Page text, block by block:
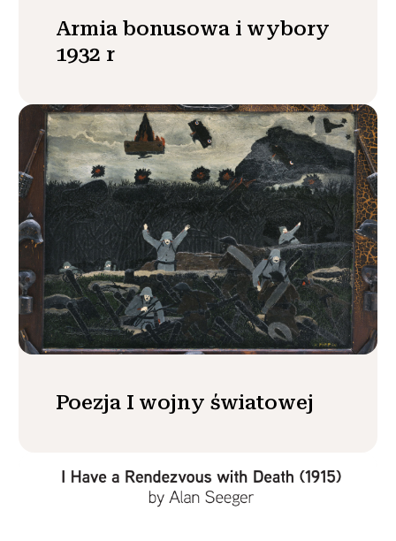
Armia bonusowa i wybory
1932 r
Poezja I wojny światowej